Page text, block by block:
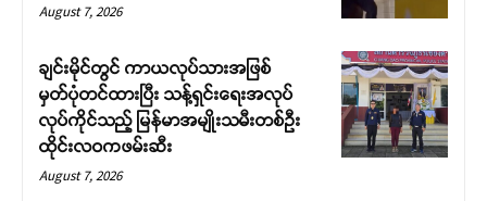
August 7, 2026
ချင်းမိုင်တွင် ကာယလုပ်သားအဖြစ်
မှတ်ပုံတင်ထားပြီး သန့်ရှင်းရေးအလုပ်
လုပ်ကိုင်သည့် မြန်မာအမျိုးသမီးတစ်ဦး
ထိုင်းလဝကဖမ်းဆီး
August 7, 2026